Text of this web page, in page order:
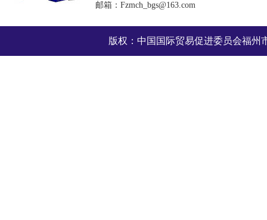
邮箱：Fzmch_bgs@163.com
版权：中国国际贸易促进委员会福